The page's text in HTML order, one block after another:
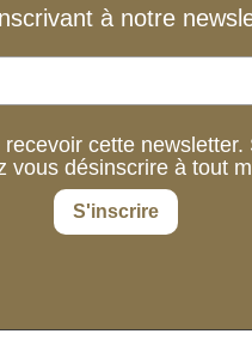
à notre
recevoir cette newsletter.
vous désinscrire à tout
S'inscrire